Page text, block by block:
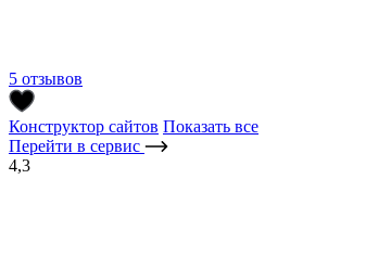
5 отзывов
Конструктор сайтов Показать все
Перейти в сервис
4,3